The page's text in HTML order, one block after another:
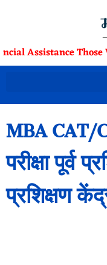
Assistance Those
MBA
परीक्षा पूर्व
प्रशिक्षण